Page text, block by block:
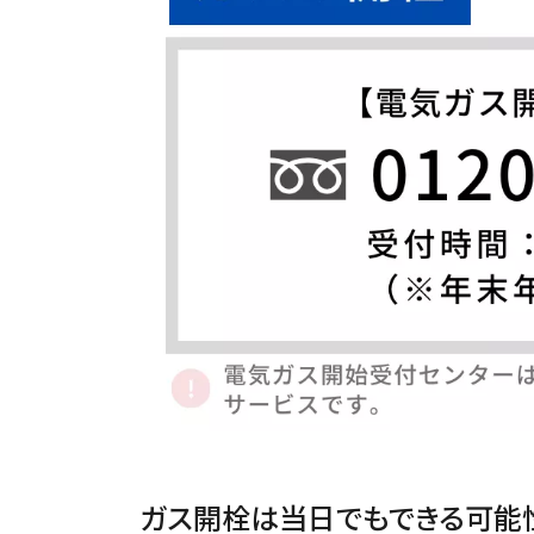
ガス開栓は当日でもできる可能